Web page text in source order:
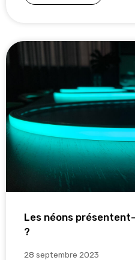
Les néons
?
28 septembre 2023